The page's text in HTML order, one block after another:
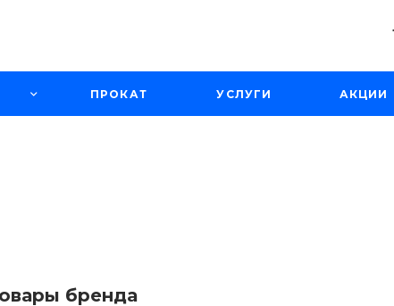
ПРОКАТ УСЛУГИ АКЦИИ
бренда